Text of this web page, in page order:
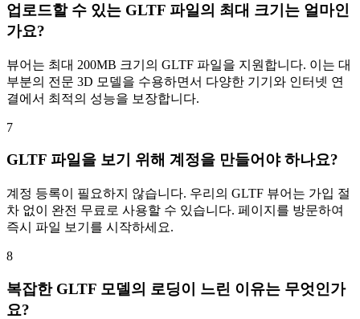
업로드할 수 있는 GLTF 파일의 최대 크기는 얼마인
가요?
뷰어는 최대 200MB 크기의 GLTF 파일을 지원합니다. 이는 대
부분의 전문 3D 모델을 수용하면서 다양한 기기와 인터넷 연
결에서 최적의 성능을 보장합니다.
7
GLTF 파일을 보기 위해 계정을 만들어야 하나요?
계정 등록이 필요하지 않습니다. 우리의 GLTF 뷰어는 가입 절
차 없이 완전 무료로 사용할 수 있습니다. 페이지를 방문하여
즉시 파일 보기를 시작하세요.
8
복잡한 GLTF 모델의 로딩이 느린 이유는 무엇인가
요?